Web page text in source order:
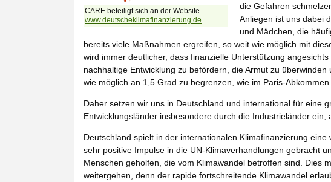
CARE beteiligt sich an der Website
www.deutscheklimafinanzierung.de
die Gefahren
Anliegen ist uns dabei
und Mädchen, die
bereits viele Maßnahmen ergreifen, so weit wie möglich mit
wird immer deutlicher, dass finanzielle Unterstützung
nachhaltige Entwicklung zu befördern, die Armut zu
wie möglich an 1,5 Grad zu begrenzen, wie im Paris-Abkommen
Daher setzen wir uns in Deutschland und international für eine
Entwicklungsländer insbesondere durch die Industrieländer ein,
Deutschland spielt in der internationalen Klimafinanzierung
sehr positive Impulse in die UN-Klimaverhandlungen gebracht
Menschen geholfen, die vom Klimawandel betroffen sind. Dies
weitergehen, denn der rapide fortschreitende Klimawandel